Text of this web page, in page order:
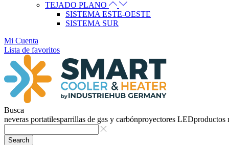
TEJADO PLANO
SISTEMA ESTE-OESTE
SISTEMA SUR
Mi Cuenta
Lista de favoritos
Busca
neveras portatilesparrillas de gas y carbónproyectores LEDproductos
Search